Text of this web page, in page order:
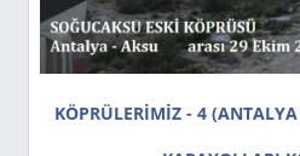
KÖPRÜLERİMİZ - 4 (ANTALYA